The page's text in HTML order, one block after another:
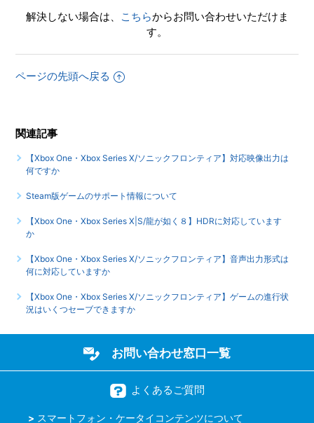
【Xbox One・Xbox Series X/ソニックフロンティア】トロ
フィー、実績機能はありますか
【Xbox One・Xbox Series X/ソニックフロンティア】イン
何人まで同時プレイ可能でしょうか
もっと見る
解決しない場合は、 こちらからお問い合わせいただけま
す。
ページの先頭へ戻る
関連記事
【Xbox One・Xbox Series X/ソニックフロンティア】対応映像出力は
何ですか
Steam版ゲームのサポート情報について
【Xbox One・Xbox Series X|S/龍が如く８】HDRに対応しています
か
【Xbox One・Xbox Series X/ソニックフロンティア】音声出力形式は
何に対応していますか
【Xbox One・Xbox Series X/ソニックフロンティア】ゲームの進行状
況はいくつセーブできますか
お問い合わせ窓口一覧
よくあるご質問
スマートフォン・ケータイコンテンツについて